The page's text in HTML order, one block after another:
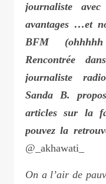
journaliste
avantages …et
BFM
Rencontrée
journaliste
Sanda B.
articles sur la
pouvez la
@_akhawati_
On a l’air de